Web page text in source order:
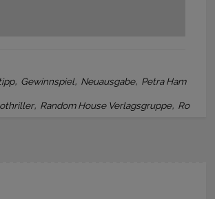
, Gewinnspiel, Neuausgabe, Petra Ham
, Random House Verlagsgruppe, Ro